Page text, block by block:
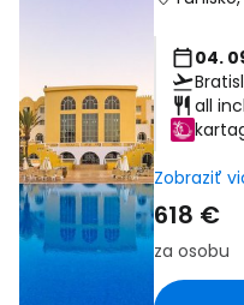
04.
all
Zobraziť
618 €
za osobu